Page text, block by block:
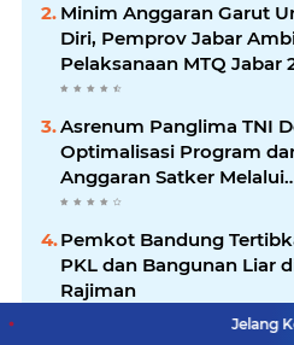
Minim Anggaran Garut
Diri, Pemprov Jabar
Pelaksanaan MTQ Jabar
Asrenum Panglima TNI
Optimalisasi Program
Anggaran Satker Melalui
Evaluasi Kinerja
Pemkot Bandung
PKL dan Bangunan Liar
Rajiman
Jelang Konferprov